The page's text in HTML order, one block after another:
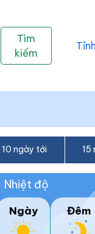
Tìm
kiếm
10 ngày tới 15
Nhiệt độ
Ngày Đêm